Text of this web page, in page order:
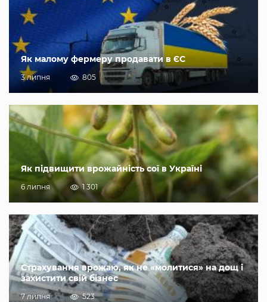
Як малому фермеру продавати в ЄС
3 липня 805
Як підвищити врожайність сої в Україні
6 липня 1 301
Страхування врожаю, як не «молитися» на дощ і
захистити свій бізнес
7 липня 523